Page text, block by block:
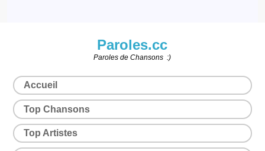
Paroles.cc
Paroles de Chansons :)
Accueil
Top Chansons
Top Artistes